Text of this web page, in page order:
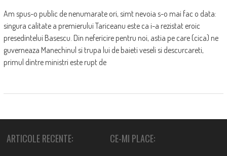
Am spus-o public de nenumarate ori, simt nevoia s-o mai fac o data:
singura calitate a premierului Tariceanu este ca i-a rezistat eroic
presedintelui Basescu. Din nefericire pentru noi, astia pe care (cica) ne
guverneaza Manechinul si trupa lui de baieti veseli si descurcareti,
primul dintre ministri este rupt de
ARTICOLE RECENTE: CE-MI PLACE: